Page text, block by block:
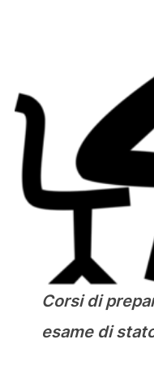
Corsi di
esame di